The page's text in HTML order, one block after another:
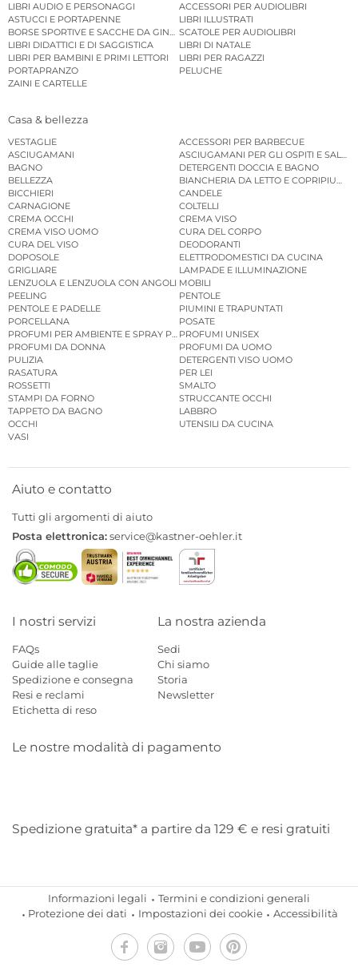
LIBRI AUDIO E PERSONAGGI
ACCESSORI PER AUDIOLIBRI
ASTUCCI E PORTAPENNE
LIBRI ILLUSTRATI
BORSE SPORTIVE E SACCHE DA GINNASTICASCATOLE PER AUDIOLIBRI
LIBRI DIDATTICI E DI SAGGISTICA
LIBRI DI NATALE
LIBRI PER BAMBINI E PRIMI LETTORI
LIBRI PER RAGAZZI
PORTAPRANZO
PELUCHE
ZAINI E CARTELLE
Casa & bellezza
VESTAGLIE
ACCESSORI PER BARBECUE
ASCIUGAMANI
ASCIUGAMANI PER GLI OSPITI E
BAGNO
DETERGENTI DOCCIA E BAGNO
BELLEZZA
BIANCHERIA DA LETTO E COPRIPIUMINI
BICCHIERI
CANDELE
CARNAGIONE
COLTELLI
CREMA OCCHI
CREMA VISO
CREMA VISO UOMO
CURA DEL CORPO
CURA DEL VISO
DEODORANTI
DOPOSOLE
ELETTRODOMESTICI DA CUCINA
GRIGLIARE
LAMPADE E ILLUMINAZIONE
LENZUOLA E LENZUOLA CON ANGOLI MOBILI
PEELING
PENTOLE
PENTOLE E PADELLE
PIUMINI E TRAPUNTATI
PORCELLANA
POSATE
PROFUMI PER AMBIENTE E SPRAY PER AMBIENTE
PROFUMI UNISEX
PROFUMI DA DONNA
PROFUMI DA UOMO
PULIZIA
DETERGENTI VISO UOMO
RASATURA
PER LEI
ROSSETTI
SMALTO
STAMPI DA FORNO
STRUCCANTE OCCHI
TAPPETO DA BAGNO
LABBRO
OCCHI
UTENSILI DA CUCINA
VASI
Aiuto e contatto
Tutti gli argomenti di aiuto
Posta elettronica:service@kastner-oehler.it
I nostri servizi
FAQs
Guide alle taglie
Spedizione e consegna
Resi e reclami
Etichetta di reso
La nostra azienda
Sedi
Chi siamo
Storia
Newsletter
Le nostre modalità di pagamento
Spedizione gratuita* a partire da 129 € e resi gratuiti
Informazioni legali
Termini e condizioni generali
Protezione dei dati
Impostazioni dei cookie Accessibilità